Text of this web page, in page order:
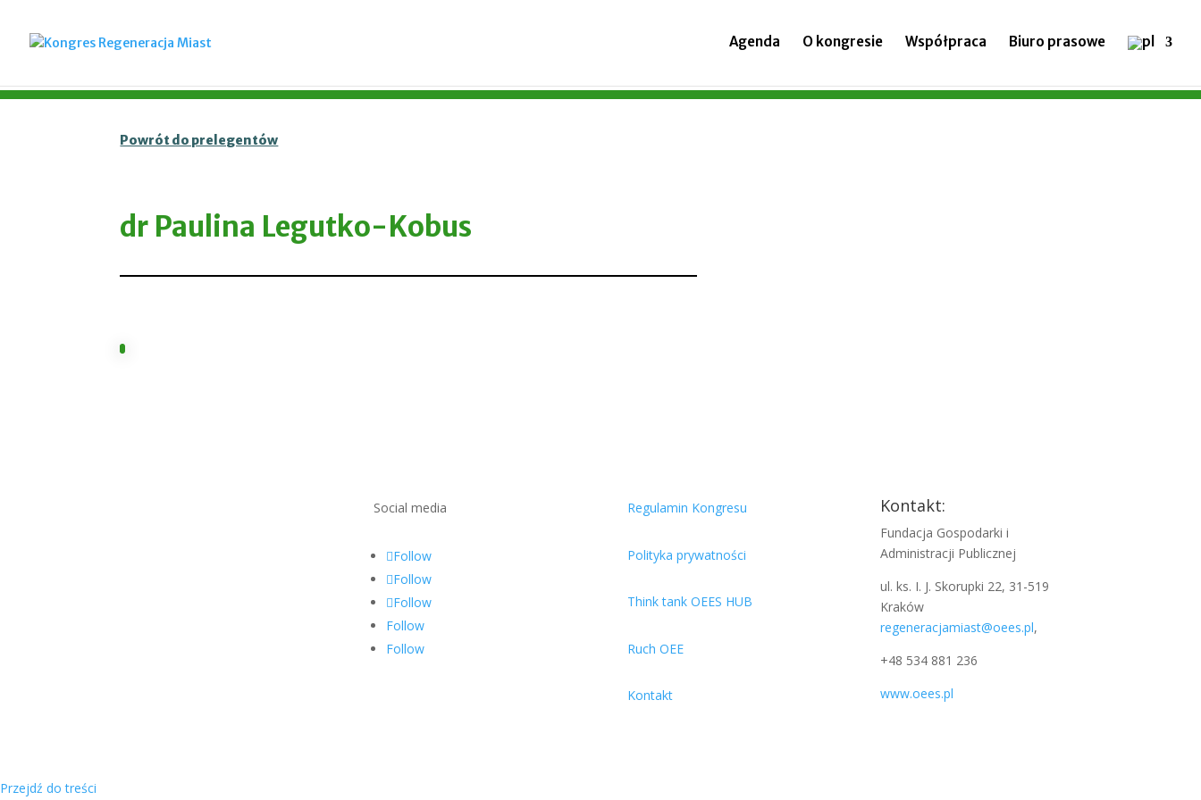
Agenda O kongresie Współpraca Biuro prasowe
Powrót do prelegentów
dr Paulina Legutko-Kobus
Social media
Follow
Follow
Follow
Follow
Follow
Regulamin Kongresu
Polityka prywatności
Think tank OEES HUB
Ruch OEE
Kontakt
Kontakt:
Fundacja Gospodarki i
Administracji Publicznej
ul. ks. I. J. Skorupki 22, 31-519
Kraków
regeneracjamiast@oees.pl,
+48 534 881 236
www.oees.pl
Przejdź do treści